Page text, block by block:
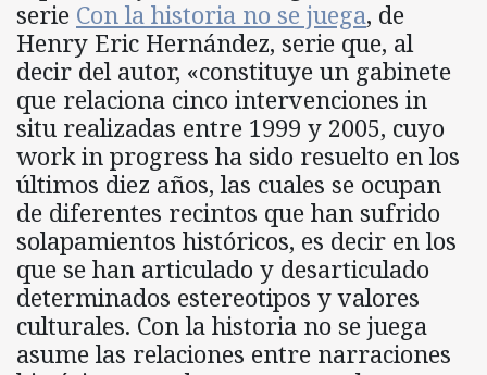
serie Con la historia no se juega, de
Henry Eric Hernández, serie que, al
decir del autor, «constituye un gabinete
que relaciona cinco intervenciones in
situ realizadas entre 1999 y 2005, cuyo
work in progress ha sido resuelto en los
últimos diez años, las cuales se ocupan
de diferentes recintos que han sufrido
solapamientos históricos, es decir en los
que se han articulado y desarticulado
determinados estereotipos y valores
culturales. Con la historia no se juega
asume las relaciones entre narraciones